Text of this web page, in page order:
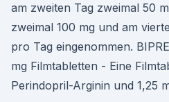
am zweiten Tag zweimal 50
zweimal 100 mg und am
pro Tag eingenommen.
mg Filmtabletten - Eine
Perindopril-Arginin und 1,25